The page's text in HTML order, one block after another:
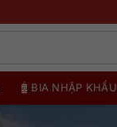
BIA NHẬP KHẨU